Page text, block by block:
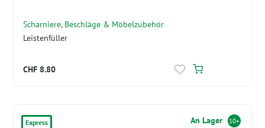
Scharniere, Beschläge & Möbelzubehör
Leistenfüller
CHF 8.80
Express An Lager 10+